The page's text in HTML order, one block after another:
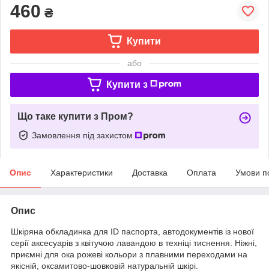
460 ₴
Купити
або
Купити з
Що таке купити з Пром?
Замовлення під захистом
Опис Характеристики Доставка Оплата Умови
Опис
Шкіряна обкладинка для ID паспорта, автодокументів із нової
серії аксесуарів з квітучою лавандою в техніці тиснення. Ніжні,
приємні для ока рожеві кольори з плавними переходами на
якісній, оксамитово-шовковій натуральній шкірі.